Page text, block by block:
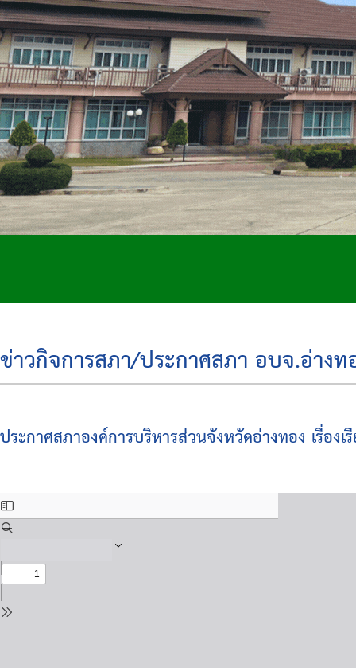
ข่าวกิจการสภา/ประกาศสภา อบจ.อ่างท
ประกาศสภาองค์การบริหารส่วนจังหวัดอ่างทอง เรื่อ